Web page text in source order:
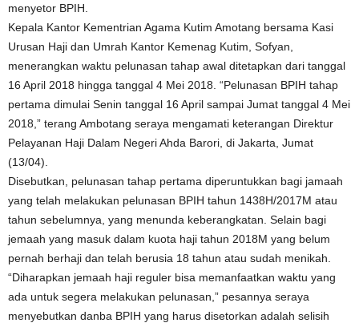
menyetor BPIH.
Kepala Kantor Kementrian Agama Kutim Amotang bersama Kasi
Urusan Haji dan Umrah Kantor Kemenag Kutim, Sofyan,
menerangkan waktu pelunasan tahap awal ditetapkan dari tanggal
16 April 2018 hingga tanggal 4 Mei 2018. “Pelunasan BPIH tahap
pertama dimulai Senin tanggal 16 April sampai Jumat tanggal 4 Mei
2018,” terang Ambotang seraya mengamati keterangan Direktur
Pelayanan Haji Dalam Negeri Ahda Barori, di Jakarta, Jumat
(13/04).
Disebutkan, pelunasan tahap pertama diperuntukkan bagi jamaah
yang telah melakukan pelunasan BPIH tahun 1438H/2017M atau
tahun sebelumnya, yang menunda keberangkatan. Selain bagi
jemaah yang masuk dalam kuota haji tahun 2018M yang belum
pernah berhaji dan telah berusia 18 tahun atau sudah menikah.
“Diharapkan jemaah haji reguler bisa memanfaatkan waktu yang
ada untuk segera melakukan pelunasan,” pesannya seraya
menyebutkan danba BPIH yang harus disetorkan adalah selisih